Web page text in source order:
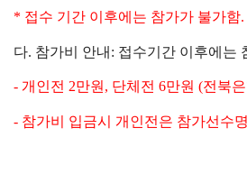
* 접수 기간 이후에는 참가가 불가함.
다. 참가비 안내 : 접수기간 이후에는
- 개인전 2만원, 단체전 6만원 (전북
- 참가비 입금시 개인전은 참가선수명